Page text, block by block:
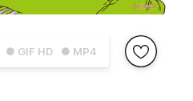
● GIF HD ● MP4